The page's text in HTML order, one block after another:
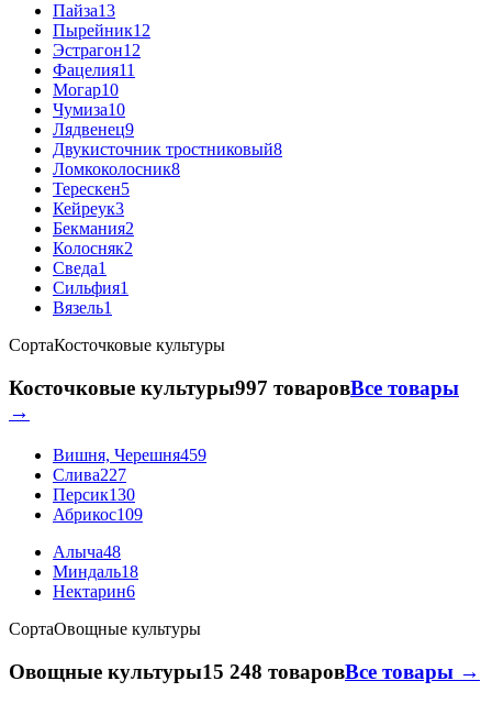
Пайза13
Пырейник12
Эстрагон12
Фацелия11
Могар10
Чумиза10
Лядвенец9
Двукисточник тростниковый8
Ломкоколосник8
Терескен5
Кейреук3
Бекмания2
Колосняк2
Сведа1
Сильфия1
Вязель1
СортаКосточковые культуры
Косточковые культуры997 товаровВсе товары
→
Вишня, Черешня459
Слива227
Персик130
Абрикос109
Алыча48
Миндаль18
Нектарин6
СортаОвощные культуры
Овощные культуры15 248 товаровВсе товары →